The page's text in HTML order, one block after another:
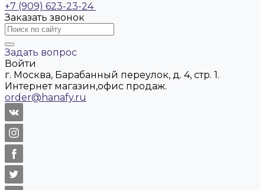
+7 (909) 623-23-24
Заказать звонок
Задать вопрос
Войти
г. Москва, Барабанный переулок, д. 4, стр. 1.
Интернет магазин,офис продаж.
order@hanafy.ru